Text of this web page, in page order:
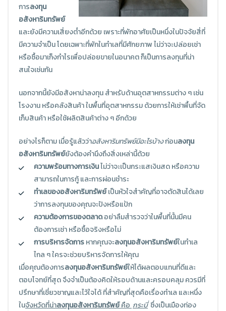
การลงทุน
อสังหาริมทรัพย์
และยังมีความเสี่ยงต่ำอีกด้วย เพราะที่พักอาศัยเป็นหนึ่งในปัจจัยสี่ที่
มีความจำเป็น โดยเฉพาะที่พักในทำเลที่มีศักยภาพ ไม่ว่าจะปล่อยเช่า
หรือซื้อมาเก็งกำไรเพื่อปล่อยขายในอนาคต ก็เป็นการลงทุนที่น่า
สนใจเช่นกัน
นอกจากนี้ยังมีอสังหาน่าลงทุน สำหรับด้านอุตสาหกรรมต่าง ๆ เช่น
โรงงาน หรือคลังสินค้า ในพื้นที่อุตสาหกรรม ด้วยการให้เช่าพื้นที่จัด
เก็บสินค้า หรือใช้ผลิตสินค้าต่าง ๆ อีกด้วย
อย่างไรก็ตาม เมื่อรู้แล้วว่าอสังหาริมทรัพย์มีอะไรบ้างก่อนลงทุน
อสังหาริมทรัพย์ยังต้องคำนึงถึงสิ่งเหล่านี้ด้วย
ความพร้อมทางการเงินไม่ว่าจะเป็นกระแสเงินสด หรือความ
สามารถในการกู้ และการผ่อนชำระ
ทำเลของอสังหาริมทรัพย์เป็นหัวใจสำคัญที่อาจตัดสินได้เลย
ว่าการลงทุนของคุณจะปังหรือแป้ก
ความต้องการของตลาดอย่าลืมสำรวจว่าในพื้นที่นั้นมีคน
ต้องการเช่า หรือซื้อจริงหรือไม่
การบริหารจัดการหากคุณจะลงทุนอสังหาริมทรัพย์ในทำเล
ไกล ๆ ใครจะช่วยบริหารจัดการให้คุณ
เมื่อคุณต้องการลงทุนอสังหาริมทรัพย์ให้ได้ผลตอบแทนที่ดีและ
ตอบโจทย์ที่สุด จึงจำเป็นต้องคิดให้รอบด้านและครอบคลุม ควรมีที่
ปรึกษาที่เชี่ยวชาญและไว้ใจได้ ที่สำคัญที่สุดคือเรื่องทำเล และหนึ่ง
ในจังหวัดที่น่าลงทุนอสังหาริมทรัพย์คือ กระบี่ซึ่งเป็นเมืองท่อง